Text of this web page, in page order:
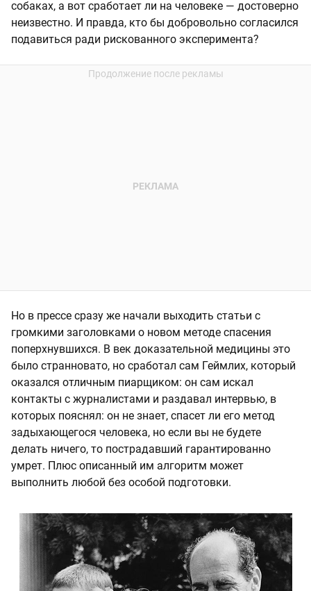
собаках, а вот сработает ли на человеке — достоверно
неизвестно. И правда, кто бы добровольно согласился
подавиться ради рискованного эксперимента?
Но в прессе сразу же начали выходить статьи с
громкими заголовками о новом методе спасения
поперхнувшихся. В век доказательной медицины это
было странновато, но сработал сам Геймлих, который
оказался отличным пиарщиком: он сам искал
контакты с журналистами и раздавал интервью, в
которых пояснял: он не знает, спасет ли его метод
задыхающегося человека, но если вы не будете
делать ничего, то пострадавший гарантированно
умрет. Плюс описанный им алгоритм может
выполнить любой без особой подготовки.